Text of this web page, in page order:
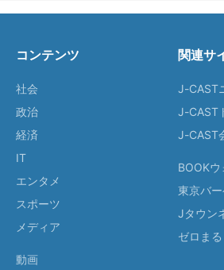
コンテンツ
社会
政治
経済
IT
エンタメ
スポーツ
メディア
動画
関連サ
J-CAST
J-CAST
J-CAST
BOOKウ
東京バ
Jタウン
ゼロまる